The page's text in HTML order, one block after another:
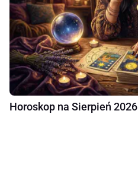
Horoskop na Sierpień 2026